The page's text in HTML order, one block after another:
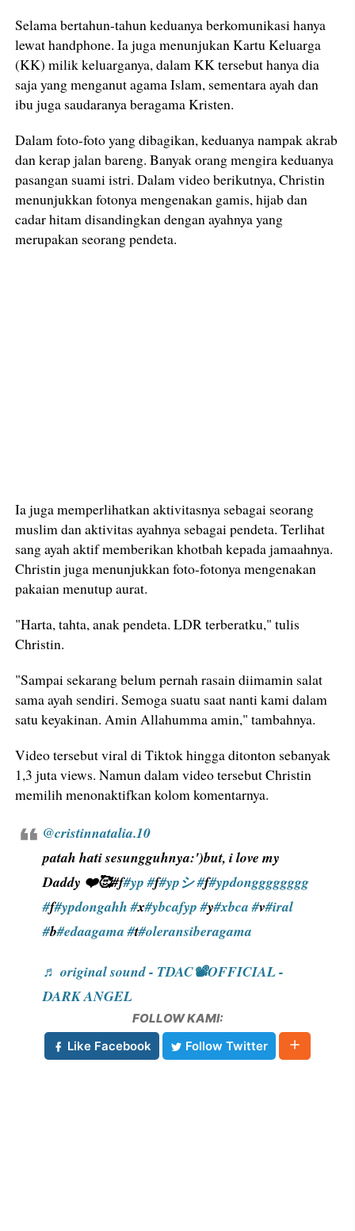
Selama bertahun-tahun keduanya berkomunikasi hanya
lewat handphone. Ia juga menunjukan Kartu Keluarga
(KK) milik keluarganya, dalam KK tersebut hanya dia
saja yang menganut agama Islam, sementara ayah dan
ibu juga saudaranya beragama Kristen.
Dalam foto-foto yang dibagikan, keduanya nampak akrab
dan kerap jalan bareng. Banyak orang mengira keduanya
pasangan suami istri. Dalam video berikutnya, Christin
menunjukkan fotonya mengenakan gamis, hijab dan
cadar hitam disandingkan dengan ayahnya yang
merupakan seorang pendeta.
Ia juga memperlihatkan aktivitasnya sebagai seorang
muslim dan aktivitas ayahnya sebagai pendeta. Terlihat
sang ayah aktif memberikan khotbah kepada jamaahnya.
Christin juga menunjukkan foto-fotonya mengenakan
pakaian menutup aurat.
"Harta, tahta, anak pendeta. LDR terberatku," tulis
Christin.
"Sampai sekarang belum pernah rasain diimamin salat
sama ayah sendiri. Semoga suatu saat nanti kami dalam
satu keyakinan. Amin Allahumma amin," tambahnya.
Video tersebut viral di Tiktok hingga ditonton sebanyak
1,3 juta views. Namun dalam video tersebut Christin
memilih menonaktifkan kolom komentarnya.
@cristinnatalia.10
patah hati sesungguhnya:')but, i love my
Daddy ❤️🥰#f#yp #f#ypシ #f#ypdongggggggg
#f#ypdongahh #x#ybcafyp #y#xbca #v#iral
#b#edaagama #t#oleransiberagama
♬ original sound - TDAC📽OFFICIAL -
DARK ANGEL
FOLLOW KAMI:
Like Facebook
Follow Twitter